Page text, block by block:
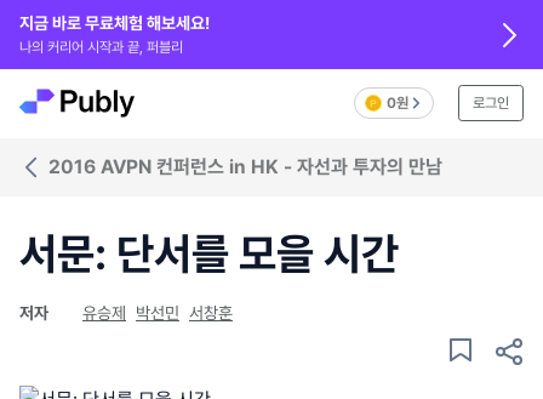
지금 바로 무료체험 해보세요!
나의 커리어 시작과 끝, 퍼블리
0원 로그인
2016 AVPN 컨퍼런스 in HK - 자선과 투자의 만남
서문: 단서를 모을 시간
저자 유승제 박선민 서창훈